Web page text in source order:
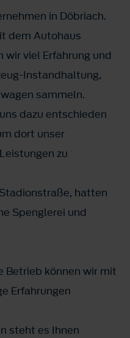
in Döbriach.
dem Autohaus
viel Erfahrung und
Instandhaltung,
sammeln.
dazu entschieden
dort unser
zu
hatten
Spenglerei und
Betrieb können wir mit
Erfahrungen
steht es Ihnen